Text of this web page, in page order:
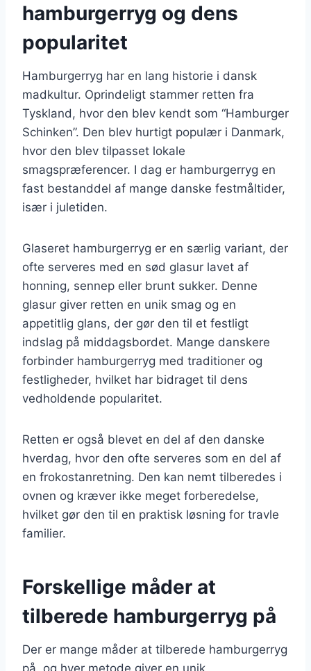
hamburgerryg og dens
popularitet
Hamburgerryg har en lang historie i dansk
madkultur. Oprindeligt stammer retten fra
Tyskland, hvor den blev kendt som “Hamburger
Schinken”. Den blev hurtigt populær i Danmark,
hvor den blev tilpasset lokale
smagspræferencer. I dag er hamburgerryg en
fast bestanddel af mange danske festmåltider,
især i juletiden.
Glaseret hamburgerryg er en særlig variant, der
ofte serveres med en sød glasur lavet af
honning, sennep eller brunt sukker. Denne
glasur giver retten en unik smag og en
appetitlig glans, der gør den til et festligt
indslag på middagsbordet. Mange danskere
forbinder hamburgerryg med traditioner og
festligheder, hvilket har bidraget til dens
vedholdende popularitet.
Retten er også blevet en del af den danske
hverdag, hvor den ofte serveres som en del af
en frokostanretning. Den kan nemt tilberedes i
ovnen og kræver ikke meget forberedelse,
hvilket gør den til en praktisk løsning for travle
familier.
Forskellige måder at
tilberede hamburgerryg på
Der er mange måder at tilberede hamburgerryg
på, og hver metode giver en unik